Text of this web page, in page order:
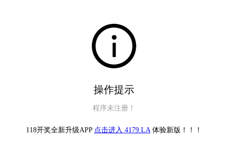
操作提示
程序未注册！
118开奖全新升级APP 点击进入 4179.LA 体验新版！！！